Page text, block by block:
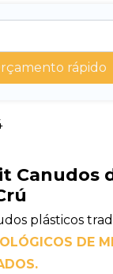
rápido
Canudos
plásticos
DE